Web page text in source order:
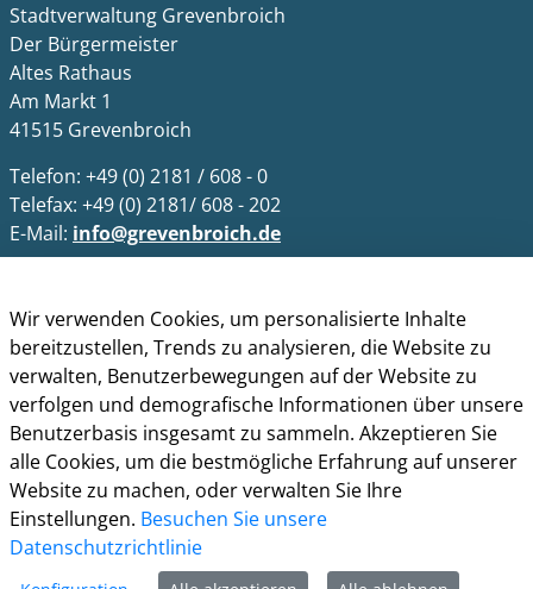
Stadtverwaltung Grevenbroich
Der Bürgermeister
Altes Rathaus
Am Markt 1
41515 Grevenbroich
Telefon: +49 (0) 2181 / 608 - 0
Telefax: +49 (0) 2181/ 608 - 202
E-Mail: info@grevenbroich.de
Allgemein
Montag - Freitag 8.00 - 12.00 Uhr
Donnerstag zusätzl. 14.00 - 17.00 Uhr
Bürgerbüro
Montag 8.00 - 16.00 Uhr
Dienstag 8.00 - 16.00 Uhr
Mittwoch 7.00 - 12.30 Uhr
Donnerstag 9.00 - 18.00 Uhr
Freitag 8.00 - 12.30 Uhr
Wir verwenden Cookies, um personalisierte Inhalte
bereitzustellen, Trends zu analysieren, die Website zu
verwalten, Benutzerbewegungen auf der Website zu
verfolgen und demografische Informationen über unsere
Benutzerbasis insgesamt zu sammeln. Akzeptieren Sie
alle Cookies, um die bestmögliche Erfahrung auf unserer
Website zu machen, oder verwalten Sie Ihre
Einstellungen. Besuchen Sie unsere
Datenschutzrichtlinie